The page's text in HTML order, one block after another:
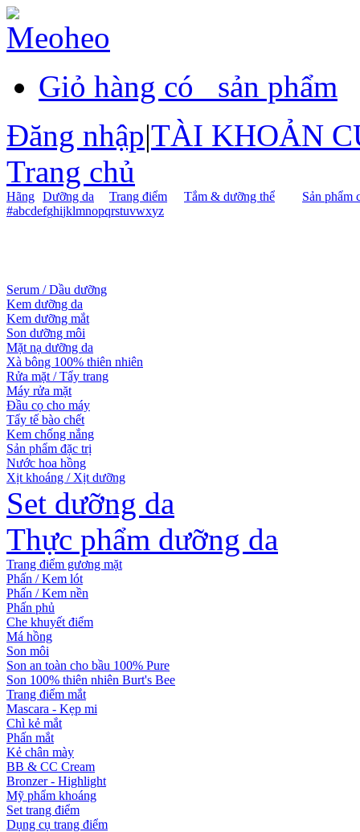
Giỏ hàng có
sản phẩm
Đăng nhập|TÀI KHOẢN
Trang chủ
Hãng Dưỡng da Trang điểm Tắm & dưỡng thể
Sản phẩm
#abcdefghijklmnopqrstuvwxyz
Serum / Dầu dưỡng
Kem dưỡng da
Kem dưỡng mắt
Son dưỡng môi
Mặt nạ dưỡng da
Xà bông 100% thiên nhiên
Rửa mặt / Tẩy trang
Máy rửa mặt
Đầu cọ cho máy
Tẩy tế bào chết
Kem chống nắng
Sản phẩm đặc trị
Nước hoa hồng
Xịt khoáng / Xịt dưỡng
Set dưỡng da
Thực phẩm dưỡng da
Trang điểm gương mặt
Phấn / Kem lót
Phấn / Kem nền
Phấn phủ
Che khuyết điểm
Má hồng
Son môi
Son an toàn cho bầu 100% Pure
Son 100% thiên nhiên Burt's Bee
Trang điểm mắt
Mascara - Kẹp mi
Chì kẻ mắt
Phấn mắt
Kẻ chân mày
BB & CC Cream
Bronzer - Highlight
Mỹ phẩm khoáng
Set trang điểm
Dụng cụ trang điểm